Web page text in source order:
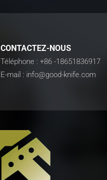
CONTACTEZ-NOUS
Téléphone : +86 -18651836917
E-mail : info@good-knife.com